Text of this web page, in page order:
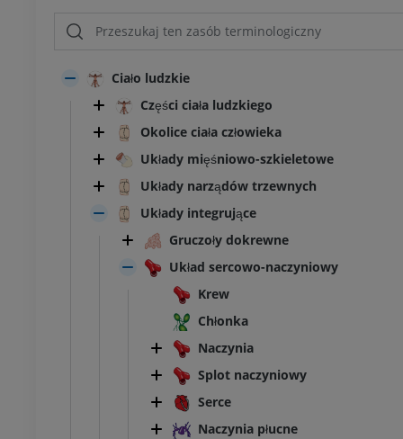
Ciało ludzkie
Części ciała ludzkiego
Okolice ciała człowieka
Układy mięśniowo-szkieletowe
Układy narządów trzewnych
Układy integrujące
Gruczoły dokrewne
Układ sercowo-naczyniowy
Krew
Chłonka
Naczynia
Splot naczyniowy
Serce
Naczynia płucne